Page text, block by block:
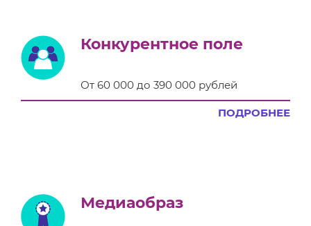
Конкурентное поле
От 60 000 до 390 000 рублей
ПОДРОБНЕЕ
Медиаобраз